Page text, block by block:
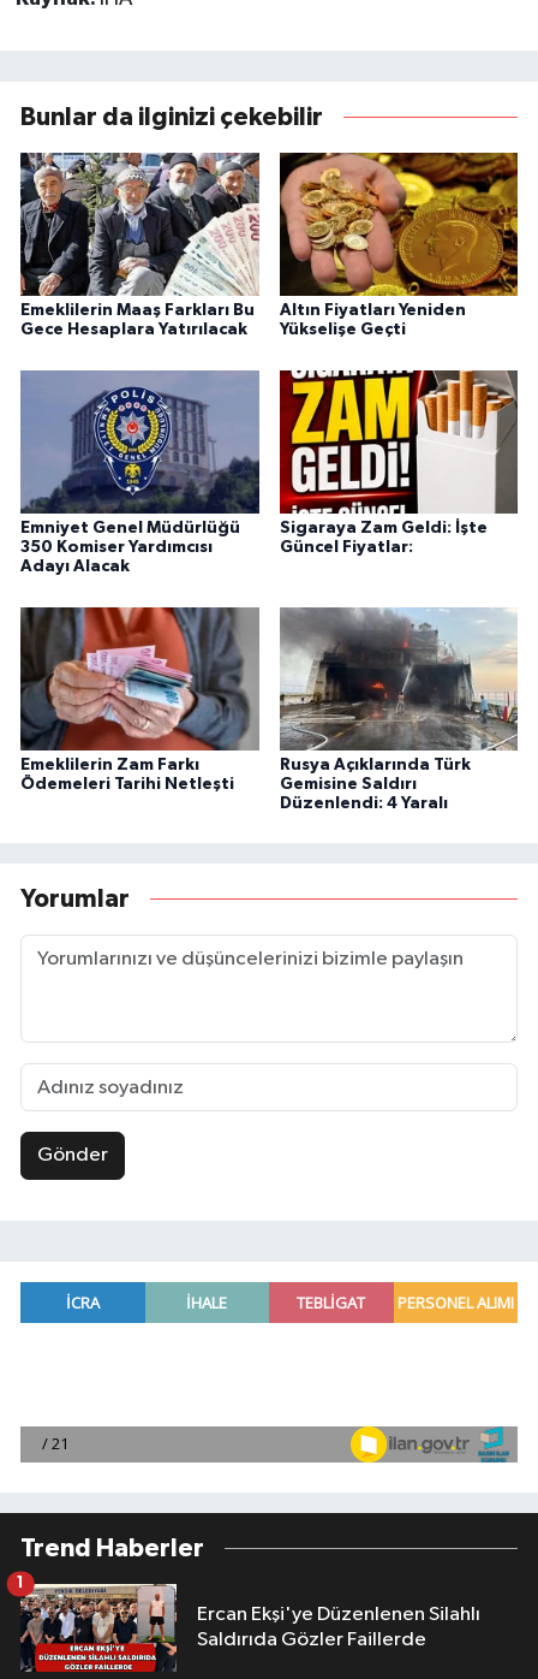
Bunlar da ilginizi çekebilir
Emeklilerin Maaş Farkları Bu
Gece Hesaplara Yatırılacak
Altın Fiyatları Yeniden
Yükselişe Geçti
Emniyet Genel Müdürlüğü
350 Komiser Yardımcısı
Adayı Alacak
Sigaraya Zam Geldi: İşte
Güncel Fiyatlar:
Emeklilerin Zam Farkı
Ödemeleri Tarihi Netleşti
Rusya Açıklarında Türk
Gemisine Saldırı
Düzenlendi: 4 Yaralı
Yorumlar
Gönder
Trend Haberler
Ercan Ekşi'ye Düzenlenen Silahlı
Saldırıda Gözler Faillerde
1